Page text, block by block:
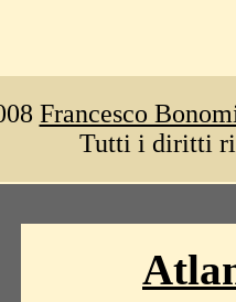
Francesco
Tutti i diritti